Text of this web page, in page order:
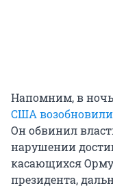
Напомним, в
США
Он обвинил
нарушении
касающихся
президента,